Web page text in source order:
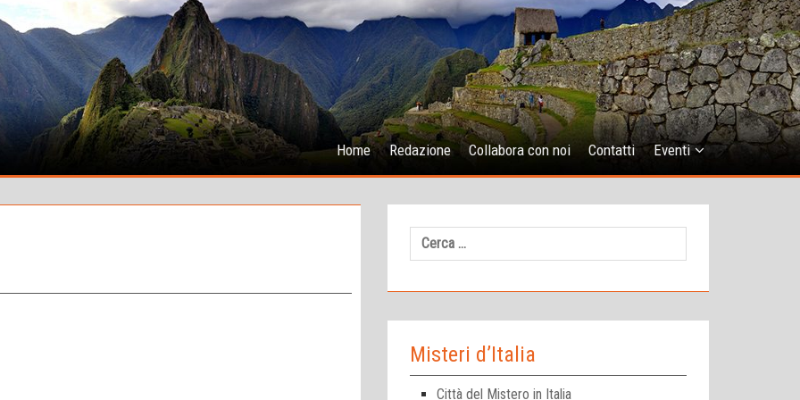
Home Redazione Collabora con noi Contatti Eventi
Ricerca
Misteri d’Italia
Città del Mistero in Italia